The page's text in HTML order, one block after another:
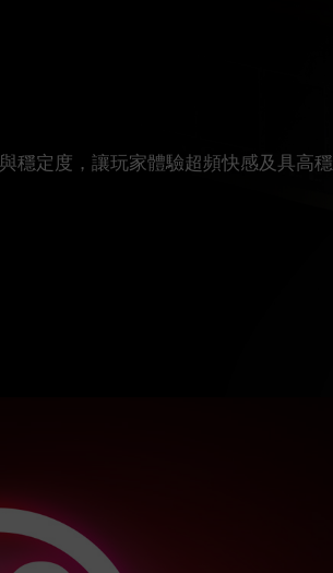
穩定度，讓玩家體驗超頻快感及具高穩